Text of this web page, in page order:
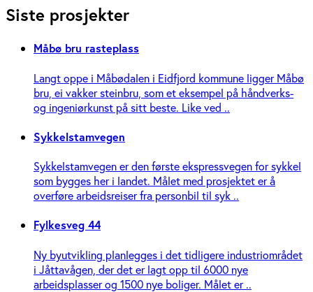
Siste prosjekter
Måbø bru rasteplass
Langt oppe i Måbødalen i Eidfjord kommune ligger Måbø
bru, ei vakker steinbru, som et eksempel på håndverks-
og ingeniør­kunst på sitt beste. Like ved ..
Sykkelstamvegen
Sykkelstamvegen er den første ekspressvegen for sykkel
som bygges her i landet. Målet med prosjektet er å
overføre arbeidsreiser fra personbil til syk ..
Fylkesveg 44
Ny byutvikling planlegges i det tidligere industriområdet
i Jåttavågen, der det er lagt opp til 6000 nye
arbeidsplasser og 1500 nye boliger. Målet er ..